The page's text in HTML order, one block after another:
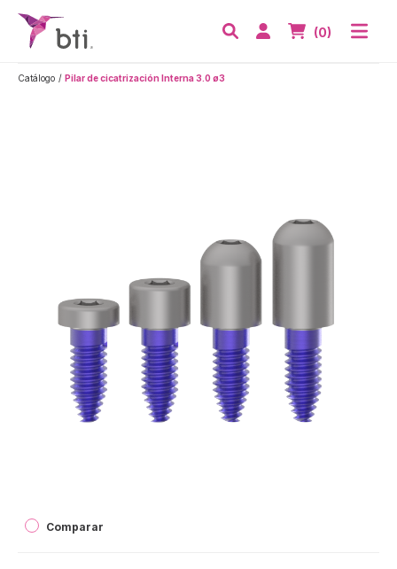
BTI - Human Tecnology
Acceder
Nº de
(0)
Catálogo Pilar de cicatrización Interna 3.0 ø3
Comparar